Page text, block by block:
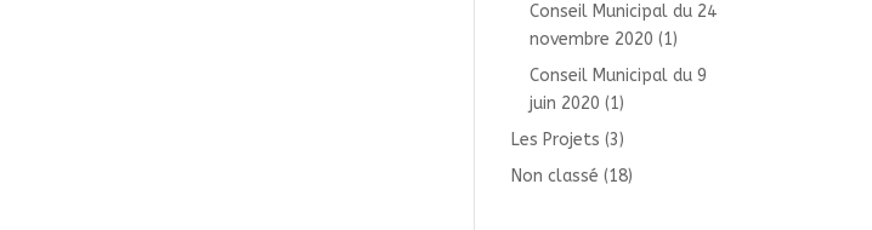
Conseil Municipal du 24
novembre 2020 (1)
Conseil Municipal du 9
juin 2020 (1)
Les Projets (3)
Non classé (18)